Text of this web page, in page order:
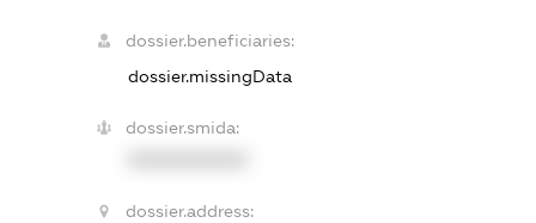
dossier.beneficiaries:
dossier.missingData
dossier.smida:
dossier.address: